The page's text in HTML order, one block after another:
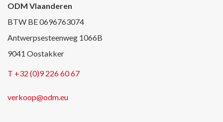
ODM Vlaanderen
BTW BE 0696763074
Antwerpsesteenweg 1066B
9041 Oostakker
T +32 (0)9 226 60 67
verkoop@odm.eu